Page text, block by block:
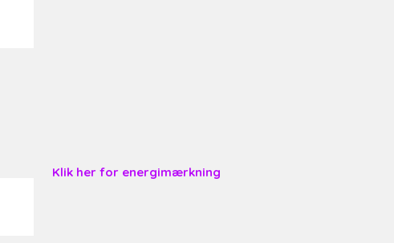
Klik her for energimærkning